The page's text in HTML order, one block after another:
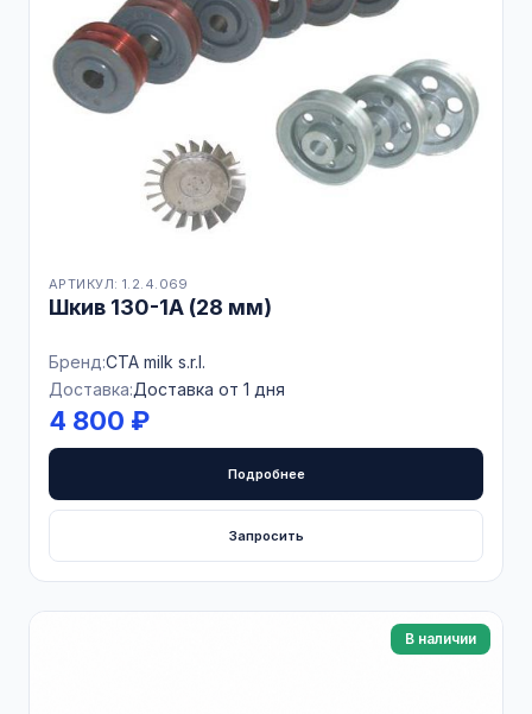
АРТИКУЛ: 1.2.4.069
Шкив 130-1А (28 мм)
Бренд:CTA milk s.r.l.
Доставка:Доставка от 1 дня
4 800 ₽
Подробнее
Запросить
В наличии